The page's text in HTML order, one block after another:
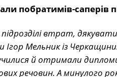
побратимів-саперів
втрат, дякувати
Мельник із
й отримали дипломи
речовин. А минулого